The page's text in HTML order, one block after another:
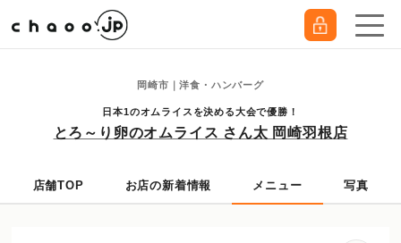
岡崎市｜洋食・ハンバーグ
日本1のオムライスを決める大会で優勝！
とろ～り卵のオムライス さん太 岡崎羽根店
店舗TOP お店の新着情報 メニュー 写真